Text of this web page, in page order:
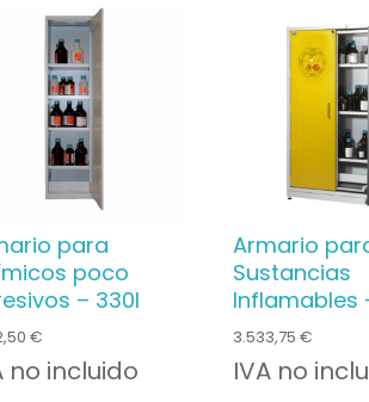
para
poco
– 330l
€
no incluido
Armario
Sustancias
Inflamables
3.533,75 €
IVA no